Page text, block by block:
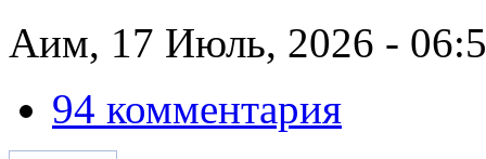
Аим, 17 Июль, 2026 -
94 комментария